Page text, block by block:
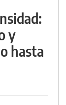
y
hasta